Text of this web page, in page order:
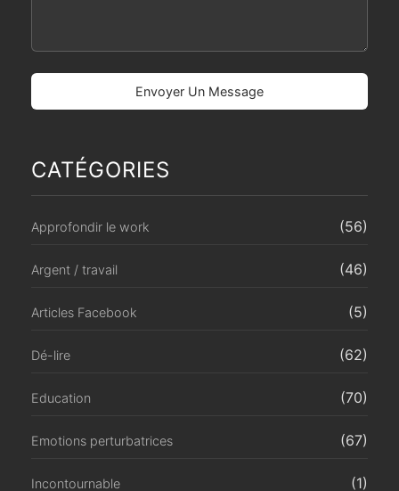
CATÉGORIES
Approfondir le work (56)
Argent / travail (46)
Articles Facebook (5)
Dé-lire (62)
Education (70)
Emotions perturbatrices (67)
Incontournable (1)